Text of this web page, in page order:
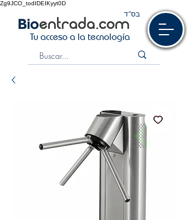
Zg9JCO_todIDEIKyyt0D
Tu acceso a la tecnología
בס“ד